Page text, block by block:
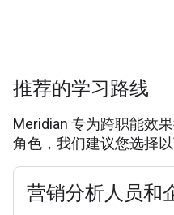
推荐的学习路线
Meridian 专为跨职能效
角色，我们建议您选择以
营销分析人员和